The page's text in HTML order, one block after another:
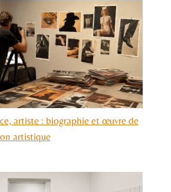
artiste : biographie et œuvre de
artistique